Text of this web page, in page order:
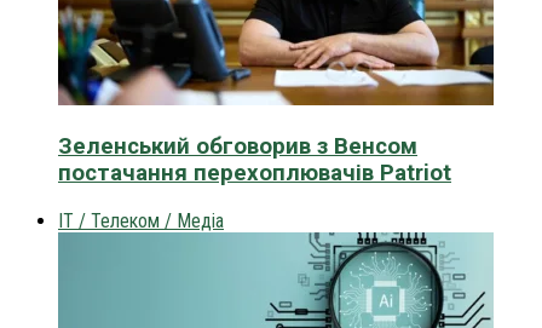
Зеленський обговорив з Венсом
постачання перехоплювачів Patriot
IT / Телеком / Медіа